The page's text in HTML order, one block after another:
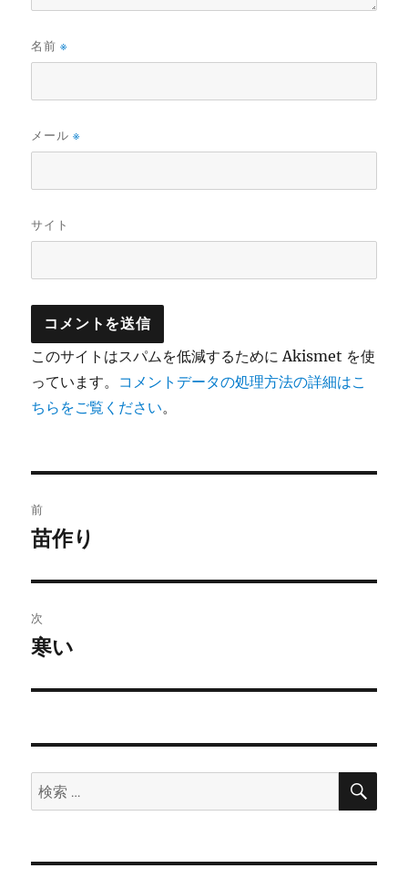
名前※
メール※
サイト
このサイトはスパムを低減するために Akismet を使
っています。 コメントデータの処理方法の詳細はこ
ちらをご覧ください。
稿
ビ
ゲ
ー
ン
前
前
投
稿:
苗作り
次
次
投
寒い
検
索:
検